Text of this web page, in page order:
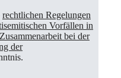
rechtlichen Regelungen
Vorfällen in
Zusammenarbeit bei der
der